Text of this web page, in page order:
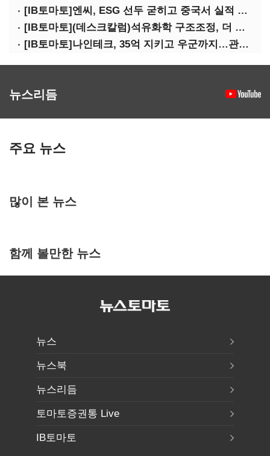
[IB토마토]엔씨, ESG 선두 굳히고 중국서 실적 반등 시동
[IB토마토](데스크칼럼)석유화학 구조조정, 더 미루면 공멸이다
[IB토마토]나인테크, 35억 지키고 우군까지…관계사 활용 '1석2조'
뉴스리듬
주요 뉴스
많이 본 뉴스
함께 볼만한 뉴스
뉴스
뉴스북
뉴스리듬
토마토증권통 Live
IB토마토